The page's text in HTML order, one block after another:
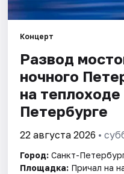
Концерт
Развод
ночного
на
Петербурге
22 августа 2026 •
Город: Санкт-
Площадка: Причал на